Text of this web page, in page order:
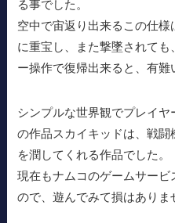
る事でした。
空中で宙返り出来るこの仕
に重宝し、また撃墜されて
ー操作で復帰出来ると、有難
シンプルな世界観でプレイ
の作品スカイキッドは、戦
を潤してくれる作品でした。
現在もナムコのゲームサー
ので、遊んでみて損はありま